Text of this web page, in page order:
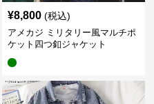
¥8,800 (税込)
アメカジ ミリタリー風マルチポ
ケット四つ釦ジャケット